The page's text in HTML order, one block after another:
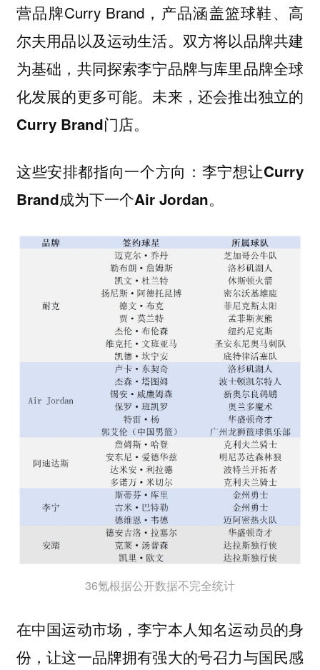
营品牌Curry Brand，产品涵盖篮球鞋、高
尔夫用品以及运动生活。 双方将以品牌共建
为基础，共同探索李宁品牌与库里品牌全球
化发展的更多可能。未来，还会推出独立的
Curry Brand门店。
这些安排都指向一个方向：李宁想让Curry
Brand成为下一个Air Jordan。
36氪根据公开数据不完全统计
在中国运动市场，李宁本人知名运动员的身
份，让这一品牌拥有强大的号召力与国民感